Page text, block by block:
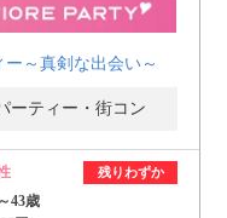
ー～真剣な出会い～
ーティー・街コン
残りわずか
43歳